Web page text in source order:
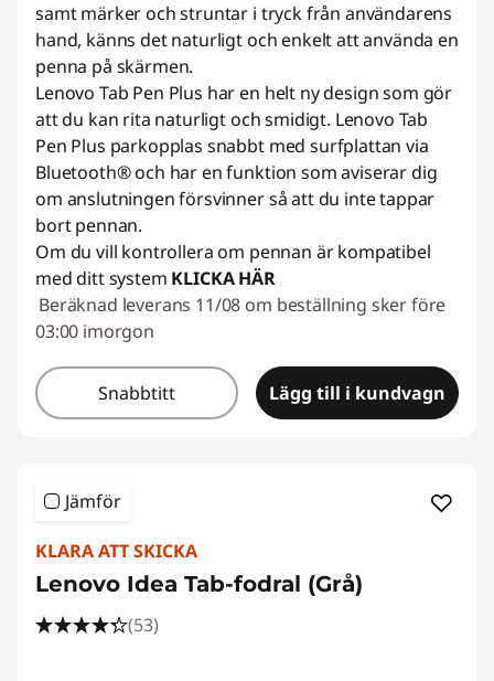
samt märker och struntar i tryck från användarens
hand, känns det naturligt och enkelt att använda en
penna på skärmen.
Lenovo Tab Pen Plus har en helt ny design som gör
att du kan rita naturligt och smidigt. Lenovo Tab
Pen Plus parkopplas snabbt med surfplattan via
Bluetooth® och har en funktion som aviserar dig
om anslutningen försvinner så att du inte tappar
bort pennan.
Om du vill kontrollera om pennan är kompatibel
med ditt system KLICKA HÄR
Beräknad leverans 11/08 om beställning sker före
03:00 imorgon
Snabbtitt Lägg till i kundvagn
Jämför
KLARA ATT SKICKA
Lenovo Idea Tab-fodral (Grå)
(53)